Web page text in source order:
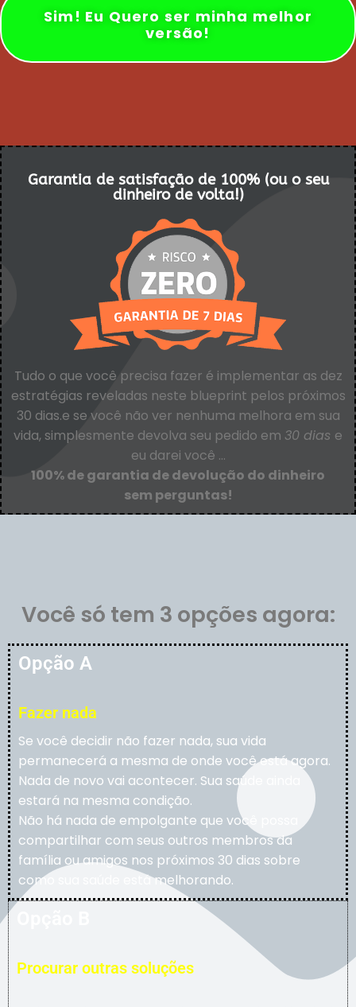
Sim! Eu Quero ser minha melhor
versão!
Garantia de satisfação de 100% (ou o seu
dinheiro de volta!)
Tudo o que você precisa fazer é implementar as dez
estratégias reveladas neste blueprint pelos próximos
30 dias.e se você não ver nenhuma melhora em sua
vida, simplesmente devolva seu pedido em 30 dias e
eu darei você …
100% de garantia de devolução do dinheiro
sem perguntas!
Você só tem 3 opções agora:
Opção A
Fazer nada
Se você decidir não fazer nada, sua vida
permanecerá a mesma de onde você está agora.
Nada de novo vai acontecer. Sua saúde ainda
estará na mesma condição.
Não há nada de empolgante que você possa
compartilhar com seus outros membros da
família ou amigos nos próximos 30 dias sobre
como sua saúde está melhorando.
Procurar outras soluções